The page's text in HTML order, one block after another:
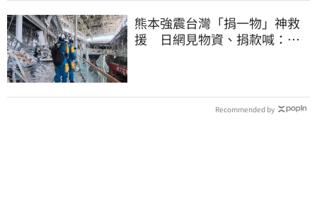
熊本強震台灣「捐一物」神救
援 日網見物資、捐款喊：給
Recommended by